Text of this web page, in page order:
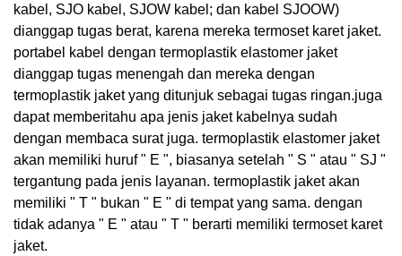
kabel, SJO kabel, SJOW kabel; dan kabel SJOOW)
dianggap tugas berat, karena mereka termoset karet jaket.
portabel kabel dengan termoplastik elastomer jaket
dianggap tugas menengah dan mereka dengan
termoplastik jaket yang ditunjuk sebagai tugas ringan.juga
dapat memberitahu apa jenis jaket kabelnya sudah
dengan membaca surat juga. termoplastik elastomer jaket
akan memiliki huruf " E ", biasanya setelah " S " atau " SJ "
tergantung pada jenis layanan. termoplastik jaket akan
memiliki " T " bukan " E " di tempat yang sama. dengan
tidak adanya " E " atau " T " berarti memiliki termoset karet
jaket.